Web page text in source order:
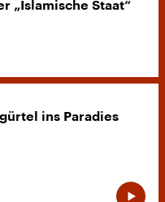
„Islamische Staat“
ins Paradies